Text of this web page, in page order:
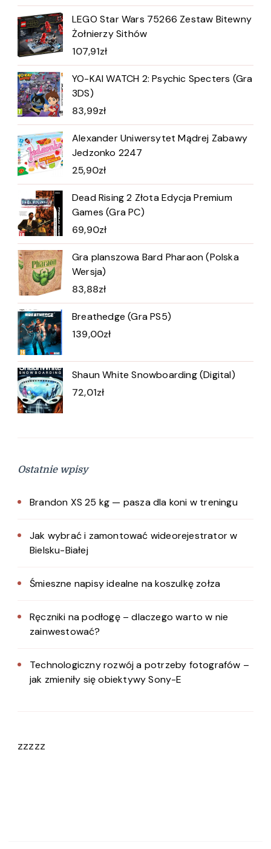
LEGO Star Wars 75266 Zestaw Bitewny
Żołnierzy Sithów
107,91zł
YO-KAI WATCH 2: Psychic Specters (Gra
3DS)
83,99zł
Alexander Uniwersytet Mądrej Zabawy
Jedzonko 2247
25,90zł
Dead Rising 2 Złota Edycja Premium
Games (Gra PC)
69,90zł
Gra planszowa Bard Pharaon (Polska
Wersja)
83,88zł
Breathedge (Gra PS5)
139,00zł
Shaun White Snowboarding (Digital)
72,01zł
Ostatnie wpisy
Brandon XS 25 kg — pasza dla koni w treningu
Jak wybrać i zamontować wideorejestrator w
Bielsku-Białej
Śmieszne napisy idealne na koszulkę zołza
Ręczniki na podłogę – dlaczego warto w nie
zainwestować?
Technologiczny rozwój a potrzeby fotografów –
jak zmieniły się obiektywy Sony-E
zzzzz